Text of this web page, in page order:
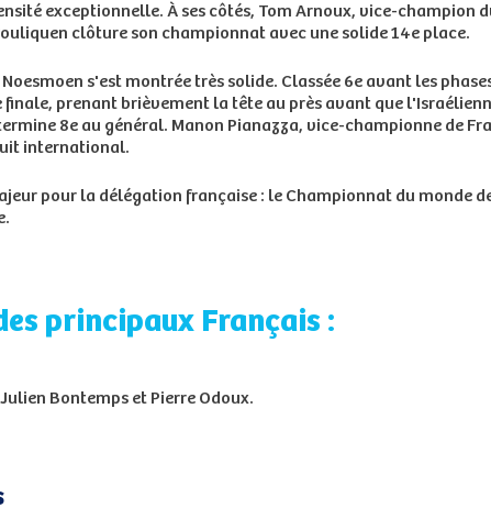
exceptionnelle. À ses côtés, Tom Arnoux, vice-champion
clôture son championnat avec une solide 14e place.
Noesmoen s'est montrée très solide. Classée 6e avant les
finale, prenant brièvement la tête au près avant que
8e au général. Manon Pianazza, vice-championne de
international.
pour la délégation française : le Championnat du monde
principaux Français :
Bontemps et Pierre Odoux.